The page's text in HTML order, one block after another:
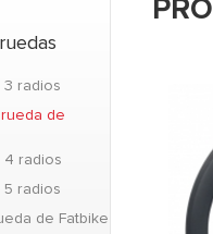
3 radios
de
4 radios
5 radios
de Fatbike